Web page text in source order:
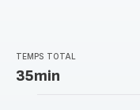
TEMPS TOTAL
35min